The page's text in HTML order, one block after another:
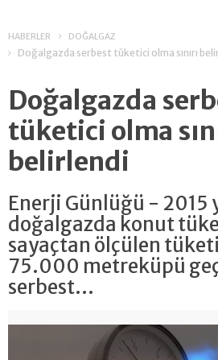
HABERLER DOĞALGAZ
Doğalgazda serbest tüketici olma sınırı
Doğalgazda
tüketici olma
belirlendi
Enerji Günlüğü - 2015
doğalgazda konut
sayaçtan ölçülen
75.000 metreküpü
serbest...